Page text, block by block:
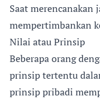
Saat
mempertimbankan
Nilai atau Prinsip
Beberapa orang
prinsip tertentu
prinsip pribadi